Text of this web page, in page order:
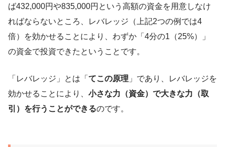
ば432,000円や835,000円という高額の資金を用意しなけ
ればならないところ、レバレッジ（上記2つの例では4
倍）を効かせることにより、わずか「4分の1（25%）」
の資金で投資できたということです。
「レバレッジ」とは「 てこの原理 」であり、レバレッジを
効かせることにより、 小さな力（資金）で大きな力（取
引）を行うことができるのです。